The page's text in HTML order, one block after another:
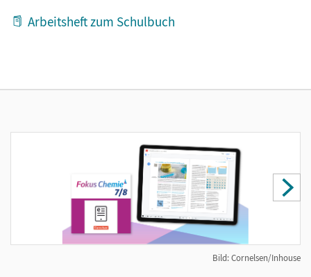
Arbeitsheft zum Schulbuch
Bild: Cornelsen/Inhouse